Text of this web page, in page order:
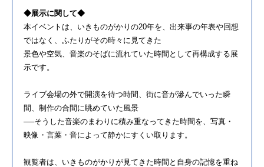
◆展示に関して◆
本イベントは、いきものがかりの20年を、出来事の年表や回想
ではなく、ふたりがその時々に見てきた
景色や空気、音楽のそばに流れていた時間として再構成する展
示です。
ライブ会場の外で開演を待つ時間、街に音が滲んでいった瞬
間、制作の合間に眺めていた風景
──そうした音楽のまわりに積み重なってきた時間を、写真・
映像・言葉・音によって静かにすくい取ります。
観覧者は、いきものがかりが見てきた時間と自身の記憶を重ね